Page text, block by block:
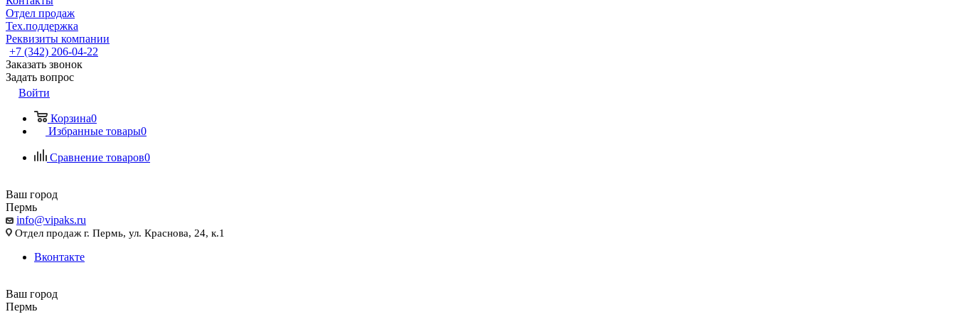
Отдел продаж
Тех.поддержка
Реквизиты компании
+7 (342) 206-04-22
Заказать звонок
Задать вопрос
Войти
Корзина0
Избранные товары0
Сравнение товаров0
Ваш город
Пермь
info@vipaks.ru
Отдел продаж г. Пермь, ул. Краснова, 24, к.1
Вконтакте
Ваш город
Пермь